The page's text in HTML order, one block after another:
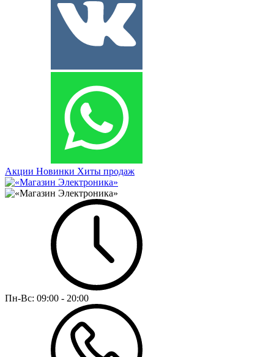
Акции Новинки Хиты продаж
Пн-Вс: 09:00 - 20:00